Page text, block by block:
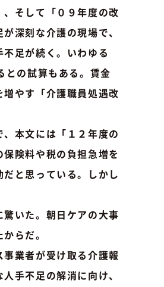
そして「０９年度の改
深刻な介護の現場で、
足が続く。いわゆる
との試算もある。賃金
やす「介護職員処遇改
本文には「１２年度の
険料や税の負担急増を
と思っている。しかし
いた。朝日ケアの大事
らだ。
業者が受け取る介護報
手不足の解消に向け、